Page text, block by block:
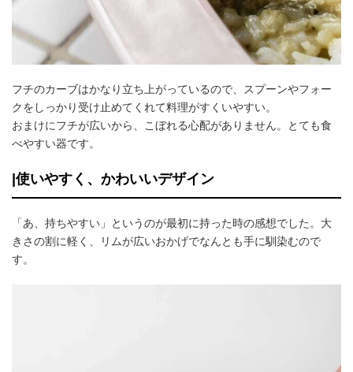
フチのカーブはかなり立ち上がっているので、スプーンやフォー
クをしっかり受け止めてくれて料理がすくいやすい。
おまけにフチが広いから、こぼれる心配がありません。とても食
べやすい器です。
|使いやすく、かわいいデザイン
「あ、持ちやすい」というのが最初に持った時の感想でした。大
きさの割に軽く、リムが広いおかげでなんとも手に馴染むので
す。